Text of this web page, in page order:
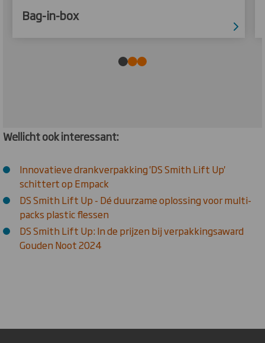
Bag-in-box
Wellicht ook interessant:
Innovatieve drankverpakking 'DS Smith Lift Up'
schittert op Empack
DS Smith Lift Up - Dé duurzame oplossing voor multi-
packs plastic flessen
DS Smith Lift Up: In de prijzen bij verpakkingsaward
Gouden Noot 2024